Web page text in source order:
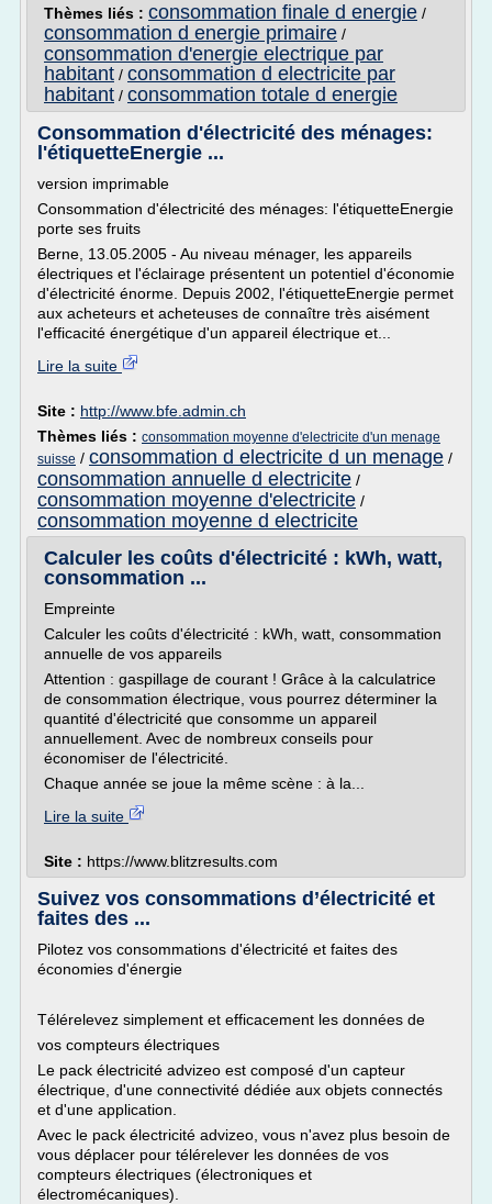
Thèmes liés : consommation finale d energie /
consommation d energie primaire /
consommation d'energie electrique par
habitant / consommation d electricite par
habitant / consommation totale d energie
Consommation d'électricité des ménages:
l'étiquetteEnergie ...
version imprimable
Consommation d'électricité des ménages: l'étiquetteEnergie
porte ses fruits
Berne, 13.05.2005 - Au niveau ménager, les appareils
électriques et l'éclairage présentent un potentiel d'économie
d'électricité énorme. Depuis 2002, l'étiquetteEnergie permet
aux acheteurs et acheteuses de connaître très aisément
l'efficacité énergétique d'un appareil électrique et...
Lire la suite
Site : http://www.bfe.admin.ch
Thèmes liés : consommation moyenne d'electricite d'un menage
suisse / consommation d electricite d un menage /
consommation annuelle d electricite /
consommation moyenne d'electricite /
consommation moyenne d electricite
Calculer les coûts d'électricité : kWh, watt,
consommation ...
Empreinte
Calculer les coûts d'électricité : kWh, watt, consommation
annuelle de vos appareils
Attention : gaspillage de courant ! Grâce à la calculatrice
de consommation électrique, vous pourrez déterminer la
quantité d'électricité que consomme un appareil
annuellement. Avec de nombreux conseils pour
économiser de l'électricité.
Chaque année se joue la même scène : à la...
Lire la suite
Site : https://www.blitzresults.com
Suivez vos consommations d’électricité et
faites des ...
Pilotez vos consommations d'électricité et faites des
économies d'énergie
Télérelevez simplement et efficacement les données de
vos compteurs électriques
Le pack électricité advizeo est composé d'un capteur
électrique, d'une connectivité dédiée aux objets connectés
et d'une application.
Avec le pack électricité advizeo, vous n'avez plus besoin de
vous déplacer pour télérelever les données de vos
compteurs électriques (électroniques et
électromécaniques).